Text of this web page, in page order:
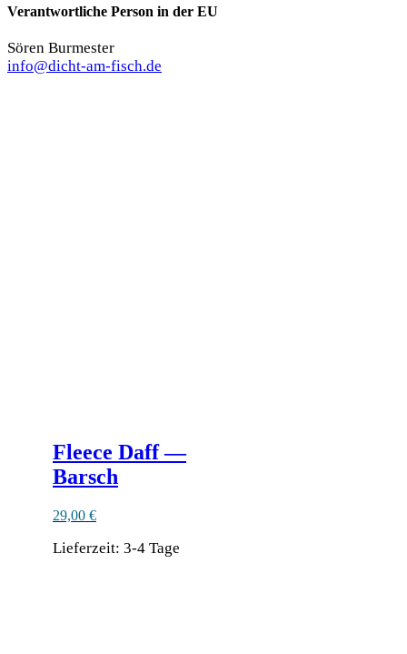
Verantwortliche Person in der EU
Sören Burmester
info@dicht-am-fisch.de
Fleece Daff —
Barsch
29,00 €
Lieferzeit: 3-4 Tage